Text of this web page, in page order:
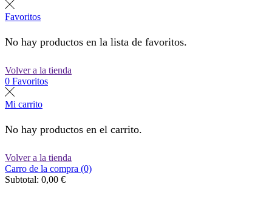
Favoritos
No hay productos en la lista de favoritos.
Volver a la tienda
0 Favoritos
Mi carrito
No hay productos en el carrito.
Volver a la tienda
Carro de la compra (0)
Subtotal: 0,00 €